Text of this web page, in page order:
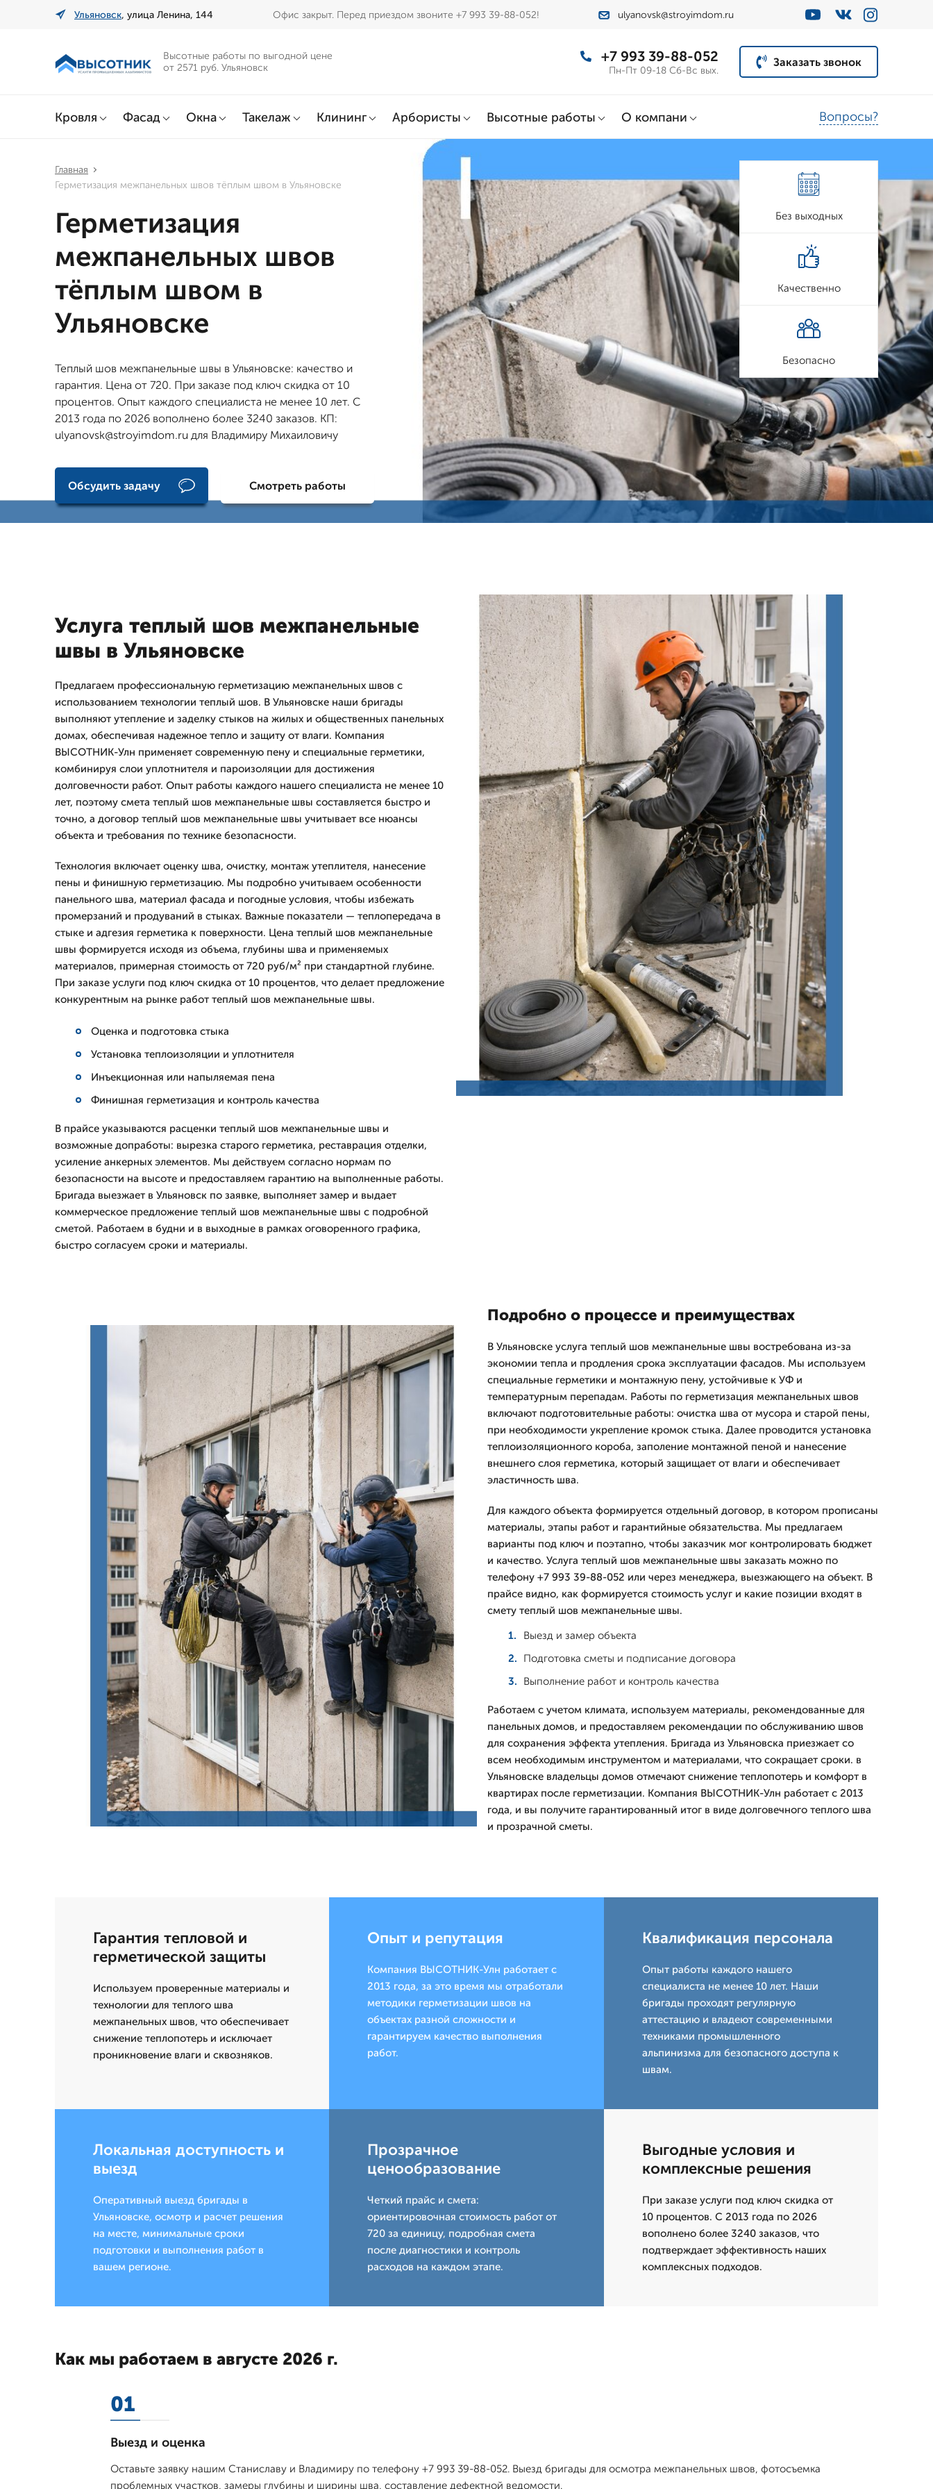
Ульяновск, улица Ленина, 144 Офис закрыт. Перед приездом звоните +7 993 39-88-052! ulyanovsk@stroyimdom.ru
Высотные работы по выгодной цене
от 2571 руб. Ульяновск
+7 993 39-88-052
Пн-Пт 09-18 Сб-Вс вых.
Заказать звонок
Кровля Фасад Окна Такелаж Клининг Арбористы Высотные работы О компани Вопросы?
Главная
Герметизация межпанельных швов тёплым швом в Ульяновске
Герметизация
межпанельных швов
тёплым швом в
Ульяновске
Теплый шов межпанельные швы в Ульяновске: качество и
гарантия. Цена от 720. При заказе под ключ скидка от 10
процентов. Опыт каждого специалиста не менее 10 лет. С
2013 года по 2026 вополнено более 3240 заказов. КП:
ulyanovsk@stroyimdom.ru для Владимиру Михаиловичу
Обсудить задачу Смотреть работы
Без выходных
Качественно
Безопасно
Услуга теплый шов межпанельные
швы в Ульяновске
Предлагаем профессиональную герметизацию межпанельных швов с
использованием технологии теплый шов. В Ульяновске наши бригады
выполняют утепление и заделку стыков на жилых и общественных панельных
домах, обеспечивая надежное тепло и защиту от влаги. Компания
ВЫСОТНИК-Улн применяет современную пену и специальные герметики,
комбинируя слои уплотнителя и пароизоляции для достижения
долговечности работ. Опыт работы каждого нашего специалиста не менее 10
лет, поэтому смета теплый шов межпанельные швы составляется быстро и
точно, а договор теплый шов межпанельные швы учитывает все нюансы
объекта и требования по технике безопасности.
Технология включает оценку шва, очистку, монтаж утеплителя, нанесение
пены и финишную герметизацию. Мы подробно учитываем особенности
панельного шва, материал фасада и погодные условия, чтобы избежать
промерзаний и продуваний в стыках. Важные показатели — теплопередача в
стыке и адгезия герметика к поверхности. Цена теплый шов межпанельные
швы формируется исходя из объема, глубины шва и применяемых
материалов, примерная стоимость от 720 руб/м² при стандартной глубине.
При заказе услуги под ключ скидка от 10 процентов, что делает предложение
конкурентным на рынке работ теплый шов межпанельные швы.
Оценка и подготовка стыка
Установка теплоизоляции и уплотнителя
Инъекционная или напыляемая пена
Финишная герметизация и контроль качества
В прайсе указываются расценки теплый шов межпанельные швы и
возможные допработы: вырезка старого герметика, реставрация отделки,
усиление анкерных элементов. Мы действуем согласно нормам по
безопасности на высоте и предоставляем гарантию на выполненные работы.
Бригада выезжает в Ульяновск по заявке, выполняет замер и выдает
коммерческое предложение теплый шов межпанельные швы с подробной
сметой. Работаем в будни и в выходные в рамках оговоренного графика,
быстро согласуем сроки и материалы.
Подробно о процессе и преимуществах
В Ульяновске услуга теплый шов межпанельные швы востребована из-за
экономии тепла и продления срока эксплуатации фасадов. Мы используем
специальные герметики и монтажную пену, устойчивые к УФ и
температурным перепадам. Работы по герметизация межпанельных швов
включают подготовительные работы: очистка шва от мусора и старой пены,
при необходимости укрепление кромок стыка. Далее проводится установка
теплоизоляционного короба, заполение монтажной пеной и нанесение
внешнего слоя герметика, который защищает от влаги и обеспечивает
эластичность шва.
Для каждого объекта формируется отдельный договор, в котором прописаны
материалы, этапы работ и гарантийные обязательства. Мы предлагаем
варианты под ключ и поэтапно, чтобы заказчик мог контролировать бюджет
и качество. Услуга теплый шов межпанельные швы заказать можно по
телефону +7 993 39-88-052 или через менеджера, выезжающего на объект. В
прайсе видно, как формируется стоимость услуг и какие позиции входят в
смету теплый шов межпанельные швы.
Выезд и замер объекта
Подготовка сметы и подписание договора
Выполнение работ и контроль качества
Работаем с учетом климата, используем материалы, рекомендованные для
панельных домов, и предоставляем рекомендации по обслуживанию швов
для сохранения эффекта утепления. Бригада из Ульяновска приезжает со
всем необходимым инструментом и материалами, что сокращает сроки. в
Ульяновске владельцы домов отмечают снижение теплопотерь и комфорт в
квартирах после герметизации. Компания ВЫСОТНИК-Улн работает с 2013
года, и вы получите гарантированный итог в виде долговечного теплого шва
и прозрачной сметы.
Гарантия тепловой и
герметической защиты
Используем проверенные материалы и
технологии для теплого шва
межпанельных швов, что обеспечивает
снижение теплопотерь и исключает
проникновение влаги и сквозняков.
Опыт и репутация
Компания ВЫСОТНИК-Улн работает с
2013 года, за это время мы отработали
методики герметизации швов на
объектах разной сложности и
гарантируем качество выполнения
работ.
Квалификация персонала
Опыт работы каждого нашего
специалиста не менее 10 лет. Наши
бригады проходят регулярную
аттестацию и владеют современными
техниками промышленного
альпинизма для безопасного доступа к
швам.
Локальная доступность и
выезд
Оперативный выезд бригады в
Ульяновске, осмотр и расчет решения
на месте, минимальные сроки
подготовки и выполнения работ в
вашем регионе.
Прозрачное
ценообразование
Четкий прайс и смета:
ориентировочная стоимость работ от
720 за единицу, подробная смета
после диагностики и контроль
расходов на каждом этапе.
Выгодные условия и
комплексные решения
При заказе услуги под ключ скидка от
10 процентов. С 2013 года по 2026
вополнено более 3240 заказов, что
подтверждает эффективность наших
комплексных подходов.
Как мы работаем в августе 2026 г.
01
Выезд и оценка
Оставьте заявку нашим Станиславу и Владимиру по телефону +7 993 39-88-052. Выезд бригады для осмотра межпанельных швов, фотосъемка
проблемных участков, замеры глубины и ширины шва, составление дефектной ведомости.